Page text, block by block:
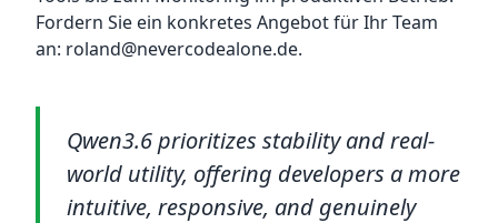
Fordern Sie ein konkretes Angebot für Ihr Team
an: roland@nevercodealone.de.
Qwen3.6 prioritizes stability and real-
world utility, offering developers a more
intuitive, responsive, and genuinely